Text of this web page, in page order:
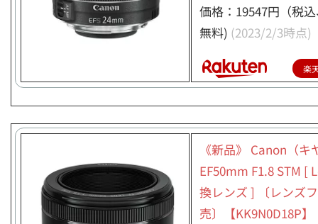
価格：19547円（税
無料) (2023/2/3時点)
楽
《新品》 Canon（キ
EF50mm F1.8 STM [
換レンズ ] 〔レンズ
売〕【KK9N0D18P】